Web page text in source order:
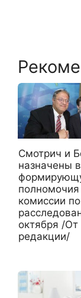
Смотрич и
назначены
полномочия
комиссии по
октября /От
редакции/